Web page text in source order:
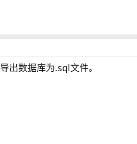
出数据库为.sql文件。